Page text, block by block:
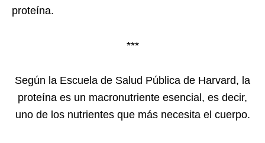
proteína.
***
Según la Escuela de Salud Pública de Harvard, la
proteína es un macronutriente esencial, es decir,
uno de los nutrientes que más necesita el cuerpo.